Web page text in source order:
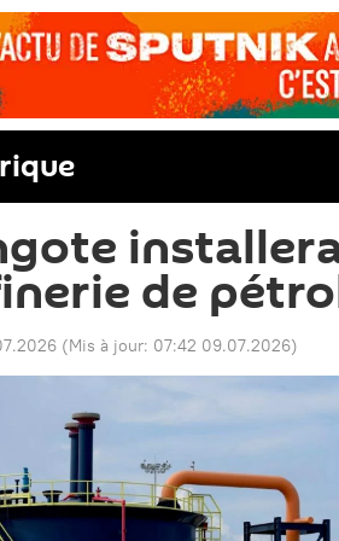
de
(Mis à jour: 07:42 09.07.2026)